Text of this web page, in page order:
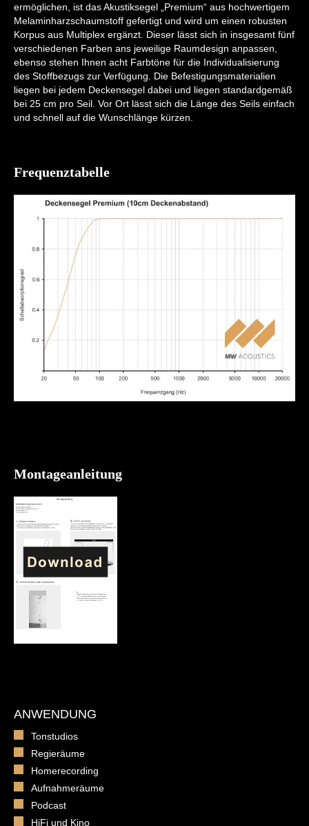
ermöglichen, ist das Akustiksegel „Premium“ aus hochwertigem
Melaminharzschaumstoff gefertigt und wird um einen robusten
Korpus aus Multiplex ergänzt. Dieser lässt sich in insgesamt fünf
verschiedenen Farben ans jeweilige Raumdesign anpassen,
ebenso stehen Ihnen acht Farbtöne für die Individualisierung
des Stoffbezugs zur Verfügung. Die Befestigungsmaterialien
liegen bei jedem Deckensegel dabei und liegen standardgemäß
bei 25 cm pro Seil. Vor Ort lässt sich die Länge des Seils einfach
und schnell auf die Wunschlänge kürzen.
Frequenztabelle
Montageanleitung
ANWENDUNG
Tonstudios
Regieräume
Homerecording
Aufnahmeräume
Podcast
HiFi und Kino